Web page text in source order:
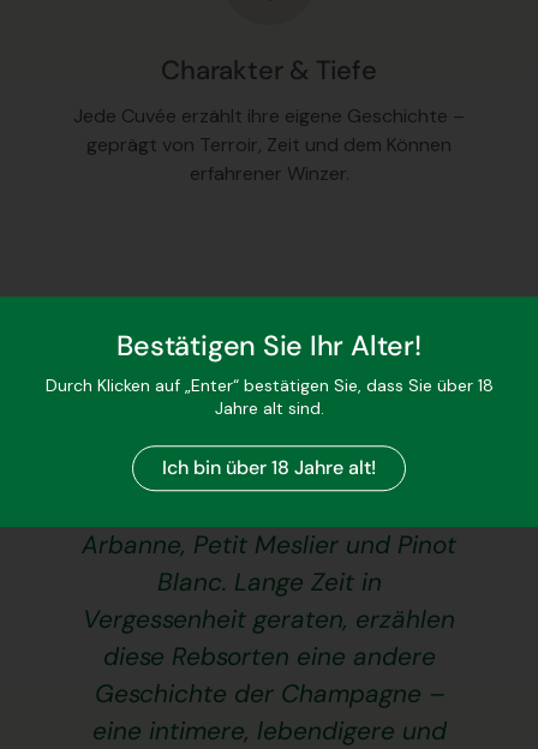
Charakter & Tiefe
Jede Cuvée erzählt ihre eigene Geschichte –
geprägt von Terroir, Zeit und dem Können
erfahrener Winzer.
"Im Schatten der berühmten
und Meunier tauchen drei
Arbanne, Petit Meslier und Pinot
Blanc. Lange Zeit in
Vergessenheit geraten, erzählen
diese Rebsorten eine andere
Geschichte der Champagne –
eine intimere, lebendigere und
Bestätigen Sie Ihr Alter!
Durch Klicken auf „Enter“ bestätigen Sie, dass Sie über 18
Jahre alt sind.
Ich bin über 18 Jahre alt!